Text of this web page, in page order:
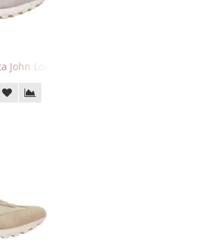
John Low Lace Blue Beige